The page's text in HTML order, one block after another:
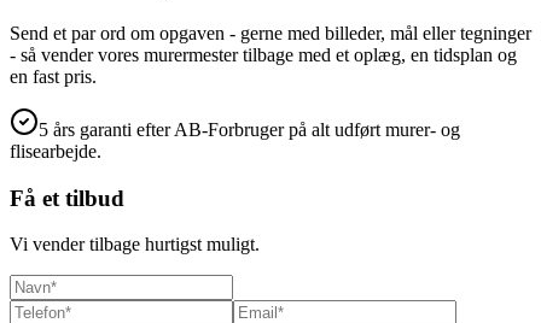
Send et par ord om opgaven - gerne med billeder, mål eller tegninger
- så vender vores murermester tilbage med et oplæg, en tidsplan og
en fast pris.
5 års garanti efter AB-Forbruger på alt udført murer- og
flisearbejde.
Få et tilbud
Vi vender tilbage hurtigst muligt.